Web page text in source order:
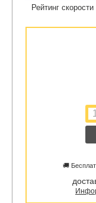
Рейтинг скорости
🚚